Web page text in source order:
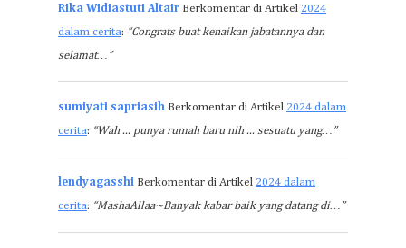
Rika Widiastuti Altair Berkomentar di Artikel 2024
dalam cerita: “Congrats buat kenaikan jabatannya dan
selamat…”
sumiyati sapriasih Berkomentar di Artikel 2024 dalam
cerita: “Wah ... punya rumah baru nih ... sesuatu yang…”
lendyagasshi Berkomentar di Artikel 2024 dalam
cerita: “MashaAllaa~Banyak kabar baik yang datang di…”